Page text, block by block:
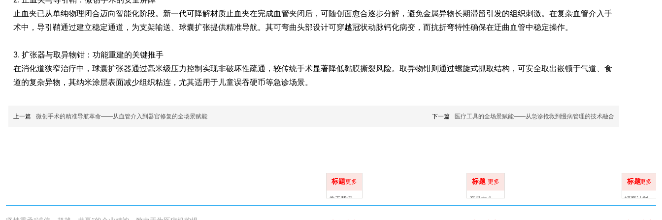
止血夹已从单纯物理闭合迈向智能化阶段。新一代可降解材质止血夹在完成血管夹闭后，可随创面愈合逐步分解，避免金属异物长期滞留引发的组织刺激。在复杂血管介入手
术中，导引鞘通过建立稳定通道，为支架输送、球囊扩张提供精准导航。其可弯曲头部设计可穿越冠状动脉钙化病变，而抗折弯特性确保在迂曲血管中稳定操作。
3. 扩张器与取异物钳：功能重建的关键推手
在消化道狭窄治疗中，球囊扩张器通过毫米级压力控制实现非破坏性疏通，较传统手术显著降低黏膜撕裂风险。取异物钳则通过螺旋式抓取结构，可安全取出嵌顿于气道、食
道的复杂异物，其纳米涂层表面减少组织粘连，尤其适用于儿童误吞硬币等急诊场景。
上一篇 微创手术的精准导航革命——从血管介入到器官修复的全场景赋能 下一篇 医疗工具的全场景赋能——从急诊抢救到慢病管理的技术融合
标题 更多
产品中心
标题更多
关于我们
标题更多
招商计划